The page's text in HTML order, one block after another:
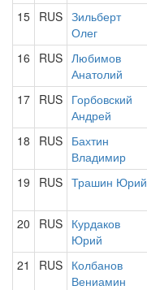
15 RUS Зильберт
Олег
16 RUS Любимов
Анатолий
17 RUS Горбовский
Андрей
18 RUS Бахтин
Владимир
19 RUS Трашин Юрий
20 RUS Курдаков
Юрий
21 RUS Колбанов
Вениамин